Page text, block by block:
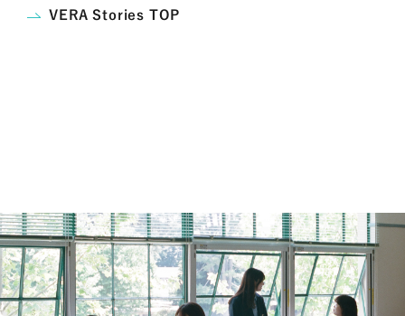
VERA Stories TOP